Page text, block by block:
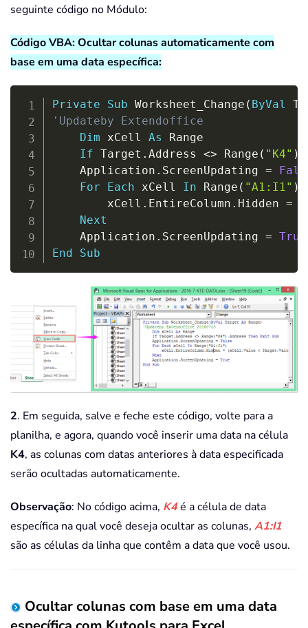
seguinte código no Módulo:
Código VBA: Ocultar colunas automaticamente com
base em uma data específica:
Private Sub Worksheet_Change ( ByVal
'Updateby Extendoffice
Dim xCell As Range
If Target . Address <> Range ( "K4" )
    Application
. ScreenUpdating =
For
Each xCell In Range ( "A1:I1" )
        xCell
. EntireColumn . Hidden =
Next
    Application
. ScreenUpdating = True
End
Sub
Copy
2. Em seguida, salve e feche este código, volte para a
planilha, e agora, quando você inserir uma data na célula
K4, as colunas com datas anteriores à data especificada
serão ocultadas automaticamente.
Observação: No código acima, K4é a célula de data
específica na qual você deseja ocultar as colunas, A1:I1
são as células da linha que contêm a data que você usou.
Ocultar colunas com base em uma data